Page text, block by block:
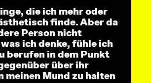
die ich mehr oder
finde. Aber da
Person nicht
ich denke, fühle ich
berufen in dem Punkt
über ihr
meinen Mund zu halten